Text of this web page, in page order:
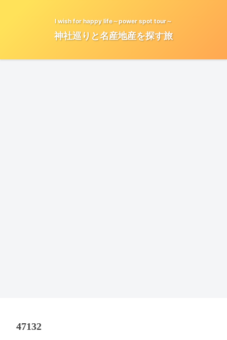
I wish for happy life～power spot tour～
神社巡りと名産地産を探す旅
47132